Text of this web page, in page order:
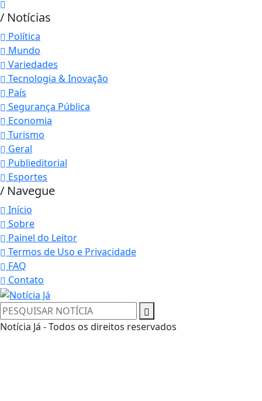
/ Notícias
Política
Mundo
Variedades
Tecnologia & Inovação
País
Segurança Pública
Economia
Turismo
Geral
Publieditorial
Esportes
/ Navegue
Início
Sobre
Painel do Leitor
Termos de Uso e Privacidade
FAQ
Contato
Notícia Já - Todos os direitos reservados
Termos de Uso e Privacidade
Esse site utiliza cookies para melhorar sua